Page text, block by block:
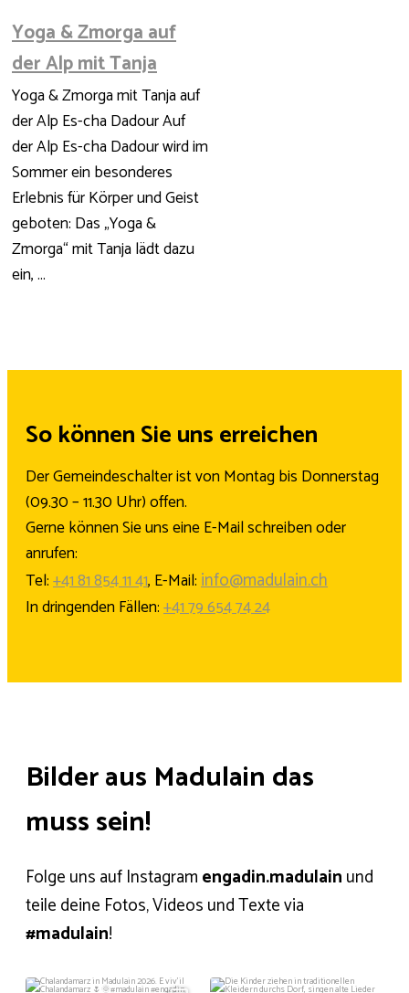
Yoga & Zmorga auf
der Alp mit Tanja
Yoga & Zmorga mit Tanja auf
der Alp Es-cha Dadour Auf
der Alp Es-cha Dadour wird im
Sommer ein besonderes
Erlebnis für Körper und Geist
geboten: Das „Yoga &
Zmorga“ mit Tanja lädt dazu
ein, ...
So können Sie uns erreichen
Der Gemeindeschalter ist von Montag bis Donnerstag
(09.30 – 11.30 Uhr) offen.
Gerne können Sie uns eine E-Mail schreiben oder
anrufen:
Tel:+41 81 854 11 41, E-Mail:info@madulain.ch
In dringenden Fällen:+41 79 654 74 24
Bilder aus Madulain das
muss sein!
Folge uns auf Instagramengadin.madulainund
teile deine Fotos, Videos und Texte via
#madulain!